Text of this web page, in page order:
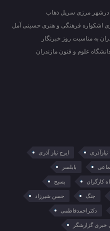
درشهر مرزی سرپل ذهاب
اشکواره فرهنگی و هنری حسینی آمل
به مناسبت روز خبرنگار
علوم و فنون مازندران
نیازآذری ایرج نیاز آذری
بابلسر
کارگران بسیح
جنگ حسن شیرزاد
دکتراحمدفاطمی
خبری گزارشگر